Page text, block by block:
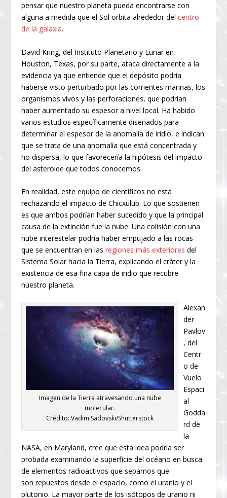
pensar que nuestro planeta pueda encontrarse con
alguna a medida que el Sol orbita alrededor delcentro
de la galaxia.
David Kring, del Instituto Planetario y Lunar en
Houston, Texas, por su parte, ataca directamente a la
evidencia ya que entiende que el depósito podría
haberse visto perturbado por las corrientes marinas, los
organismos vivos y las perforaciones, que podrían
haber aumentado su espesor a nivel local. Ha habido
varios estudios específicamente diseñados para
determinar el espesor de la anomalía de iridio, e indican
que se trata de una anomalía que está concentrada y
no dispersa, lo que favorecería la hipótesis del impacto
del asteroide que todos conocemos.
En realidad, este equipo de científicos no está
rechazando el impacto de Chicxulub. Lo que sostienen
es que ambos podrían haber sucedido y que la principal
causa de la extinción fue la nube. Una colisión con una
nube interestelar podría haber empujado a las rocas
que se encuentran en lasregiones más exteriores del
Sistema Solar hacia la Tierra, explicando el cráter y la
existencia de esa fina capa de iridio que recubre
nuestro planeta.
Imagen de la Tierra atravesando una nube
molecular.
Crédito: Vadim Sadovski/Shutterstock
Alexan
der
Pavlov
, del
Centr
o de
Vuelo
Espaci
al
Godda
rd de
la
NASA, en Maryland, cree que esta idea podría ser
probada examinando la superficie del océano en busca
de elementos radioactivos que sepamos que
son repuestos desde el espacio, como el uranio y el
plutonio. La mayor parte de los isótopos de uranio ni